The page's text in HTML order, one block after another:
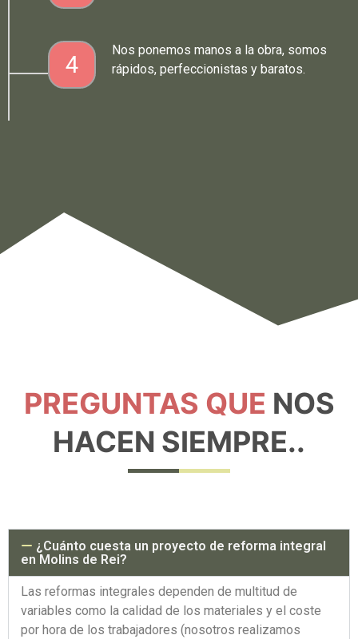
4
Nos ponemos manos a la obra, somos
rápidos, perfeccionistas y baratos.
PREGUNTAS QUE NOS
HACEN SIEMPRE..
¿Cuánto cuesta un proyecto de reforma integral
en Molins de Rei?
Las reformas integrales dependen de multitud de
variables como la calidad de los materiales y el coste
por hora de los trabajadores (nosotros realizamos